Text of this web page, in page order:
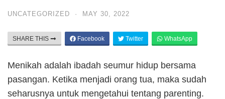
UNCATEGORIZED · MAY 30, 2022
SHARE THIS Facebook Twitter WhatsApp
Menikah adalah ibadah seumur hidup bersama
pasangan. Ketika menjadi orang tua, maka sudah
seharusnya untuk mengetahui tentang parenting.